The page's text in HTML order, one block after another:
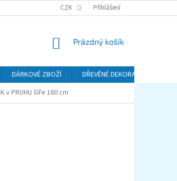
PODMÍNKY OCHRANY OSOBNÍCH ÚDAJŮ (GDPR)
CZK Přihlášení
NÁKUPNÍ
Prázdný košík
DÁRKOVÉ ZBOŽÍ DŘEVĚNÉ DEKORACE
v PRUHU šíře 160 cm